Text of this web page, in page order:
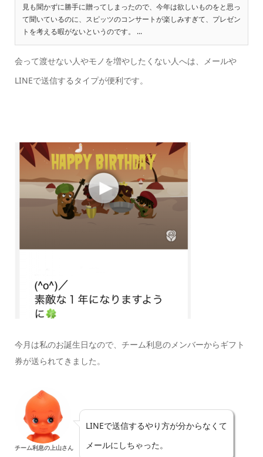
見も聞かずに勝手に贈ってしまったので、今年は欲しいものをと思っ
て聞いているのに、スピッツのコンサートが楽しみすぎて、プレゼン
トを考える暇がないというのです。 ...
会って渡せない人やモノを増やしたくない人へは、メールや
LINEで送信するタイプが便利です。
今月は私のお誕生日なので、チーム利息のメンバーからギフト
券が送られてきました。
チーム利息の上山さん
LINEで送信するやり方が分からなくて
メールにしちゃった。